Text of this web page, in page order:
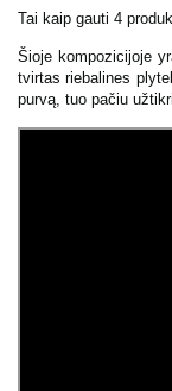
Tai kaip gauti 4
Šioje kompozicijoje
tvirtas riebalines
purvą, tuo pačiu